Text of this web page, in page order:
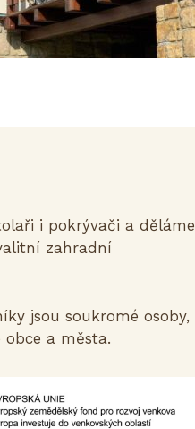
i pokrývači a děláme
zahradní
jsou soukromé osoby,
a města.